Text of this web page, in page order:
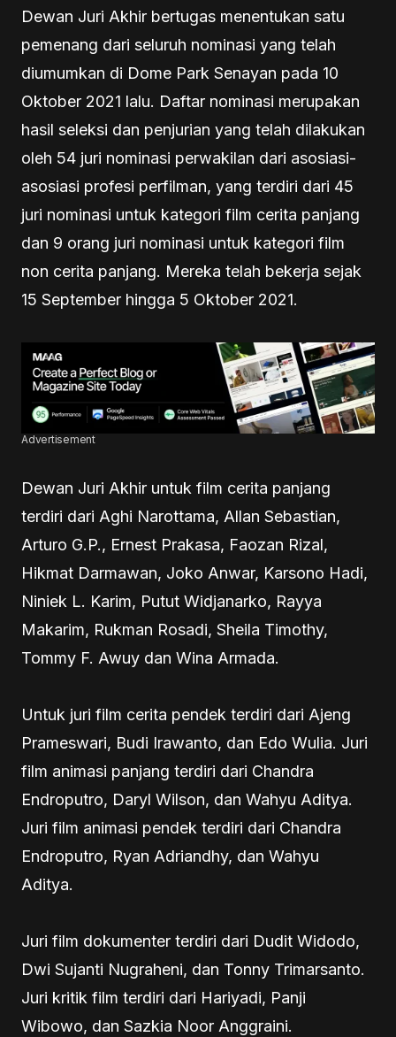
Dewan Juri Akhir bertugas menentukan satu
pemenang dari seluruh nominasi yang telah
diumumkan di Dome Park Senayan pada 10
Oktober 2021 lalu. Daftar nominasi merupakan
hasil seleksi dan penjurian yang telah dilakukan
oleh 54 juri nominasi perwakilan dari asosiasi-
asosiasi profesi perfilman, yang terdiri dari 45
juri nominasi untuk kategori film cerita panjang
dan 9 orang juri nominasi untuk kategori film
non cerita panjang. Mereka telah bekerja sejak
15 September hingga 5 Oktober 2021.
Advertisement
Dewan Juri Akhir untuk film cerita panjang
terdiri dari Aghi Narottama, Allan Sebastian,
Arturo G.P., Ernest Prakasa, Faozan Rizal,
Hikmat Darmawan, Joko Anwar, Karsono Hadi,
Niniek L. Karim, Putut Widjanarko, Rayya
Makarim, Rukman Rosadi, Sheila Timothy,
Tommy F. Awuy dan Wina Armada.
Untuk juri film cerita pendek terdiri dari Ajeng
Prameswari, Budi Irawanto, dan Edo Wulia. Juri
film animasi panjang terdiri dari Chandra
Endroputro, Daryl Wilson, dan Wahyu Aditya.
Juri film animasi pendek terdiri dari Chandra
Endroputro, Ryan Adriandhy, dan Wahyu
Aditya.
Juri film dokumenter terdiri dari Dudit Widodo,
Dwi Sujanti Nugraheni, dan Tonny Trimarsanto.
Juri kritik film terdiri dari Hariyadi, Panji
Wibowo, dan Sazkia Noor Anggraini.